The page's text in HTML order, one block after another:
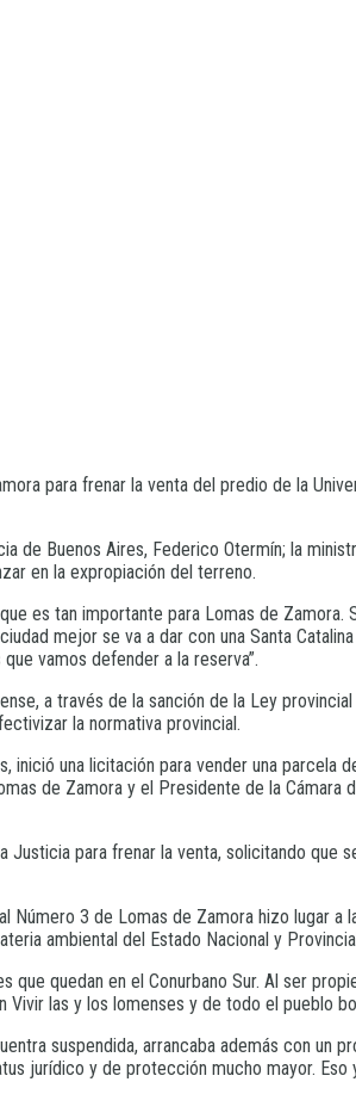
para frenar la venta del predio de la
de Buenos Aires, Federico Otermín; la
en la expropiación del terreno.
es tan importante para Lomas de Zamora.
mejor se va a dar con una Santa
vamos defender a la reserva”.
a través de la sanción de la Ley
la normativa provincial.
inició una licitación para vender una
de Zamora y el Presidente de la
para frenar la venta, solicitando
3 de Lomas de Zamora hizo lugar a
ambiental del Estado Nacional y
que quedan en el Conurbano Sur. Al ser
las y los lomenses y de todo el pueblo
suspendida, arrancaba además con un
jurídico y de protección mucho mayor.